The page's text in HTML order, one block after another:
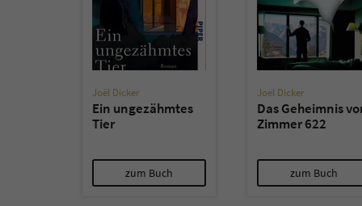
Joël Dicker
Ein ungezähmtes
Tier
zum Buch
Joël Dicker
Das Geheimnis
Zimmer 622
zum Buch